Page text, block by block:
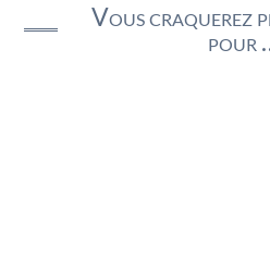
Vous craquerez
pour